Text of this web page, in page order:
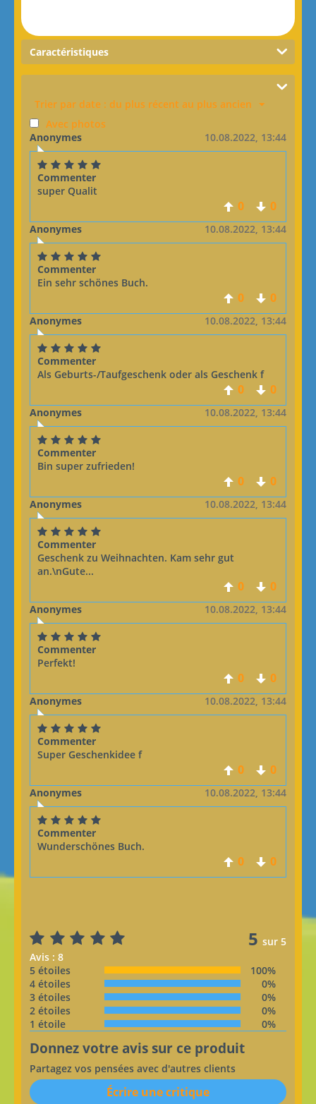
Caractéristiques
Trier par date : du plus récent au plus ancien
Avec photos
Anonymes
10.08.2022, 13:44
Commenter
super Qualit
0 0
Anonymes 10.08.2022, 13:44
Commenter
Ein sehr schönes Buch.
0 0
Anonymes 10.08.2022, 13:44
Commenter
Als Geburts-/Taufgeschenk oder als Geschenk f
0 0
Anonymes 10.08.2022, 13:44
Commenter
Bin super zufrieden!
0 0
Anonymes 10.08.2022, 13:44
Commenter
Geschenk zu Weihnachten. Kam sehr gut
an.\nGute...
0 0
Anonymes 10.08.2022, 13:44
Commenter
Perfekt!
0 0
Anonymes 10.08.2022, 13:44
Commenter
Super Geschenkidee f
0 0
Anonymes 10.08.2022, 13:44
Commenter
Wunderschönes Buch.
0 0
5 sur 5
Avis : 8
5 étoiles
100%
4 étoiles
0%
3 étoiles
0%
2 étoiles
0%
1 étoile
0%
Donnez votre avis sur ce produit
Partagez vos pensées avec d'autres clients
Écrire une critique